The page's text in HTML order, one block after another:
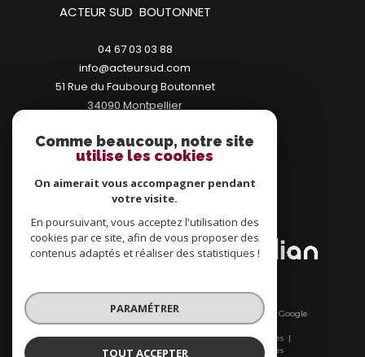
ACTEUR SUD BOUTONNET
04 67 03 03 88
info@acteursud.com
51 Rue du Faubourg Boutonnet
34090 montpellier
ADHÉRENTS
© 2026 | Tous droits réservés | Traduction powered by Google
|
Nos honoraires
Plan du site
Mentions légales
Admin
Nos liens Politique RGPD Cookies
Comme beaucoup, notre site
utilise les cookies
On aimerait vous accompagner pendant
votre visite.
En poursuivant, vous acceptez l'utilisation des
cookies par ce site, afin de vous proposer des
contenus adaptés et réaliser des statistiques !
PARAMÉTRER
TOUT ACCEPTER